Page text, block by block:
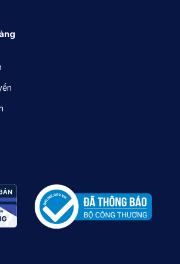
tiện nghi và sang trọng cho mọi
remxinh.net/